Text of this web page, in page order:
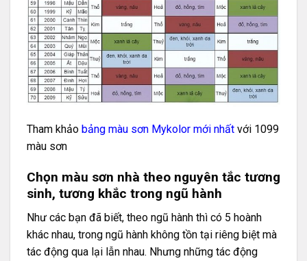
Tham khảo bảng màu sơn Mykolor mới nhất với 1099
màu sơn
Chọn màu sơn nhà theo nguyên tắc tương
sinh, tương khắc trong ngũ hành
Như các bạn đã biết, theo ngũ hành thì có 5 hoành
khác nhau, trong ngũ hành không tồn tại riêng biệt mà
tác động qua lại lẫn nhau. Nhưng những tác động